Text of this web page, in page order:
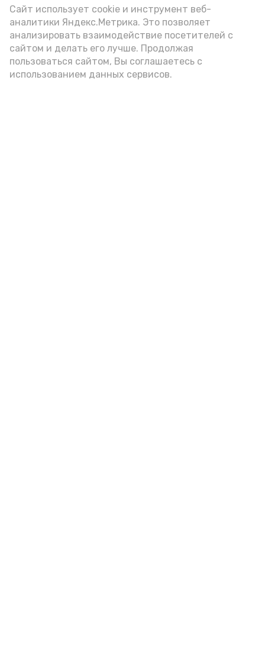
Сайт использует cookie и инструмент веб-
аналитики Яндекс.Метрика. Это позволяет
анализировать взаимодействие посетителей с
сайтом и делать его лучше. Продолжая
пользоваться сайтом, Вы соглашаетесь с
использованием данных сервисов.
А24 в MAX А24 в Вконтакте